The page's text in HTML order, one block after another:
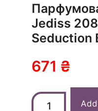
Jediss
Seduction
671 ₴